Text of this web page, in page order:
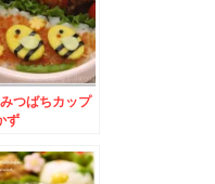
つばちカップ
ず